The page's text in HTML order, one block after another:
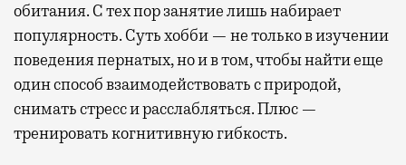
обитания. С тех пор занятие лишь набирает
популярность. Суть хобби — не только в изучении
поведения пернатых, но и в том, чтобы найти еще
один способ взаимодействовать с природой,
снимать стресс и расслабляться. Плюс —
тренировать когнитивную гибкость.